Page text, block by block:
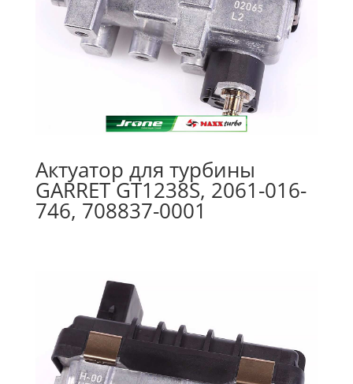
Актуатор для турбины
GARRET GT1238S, 2061-016-
746, 708837-0001